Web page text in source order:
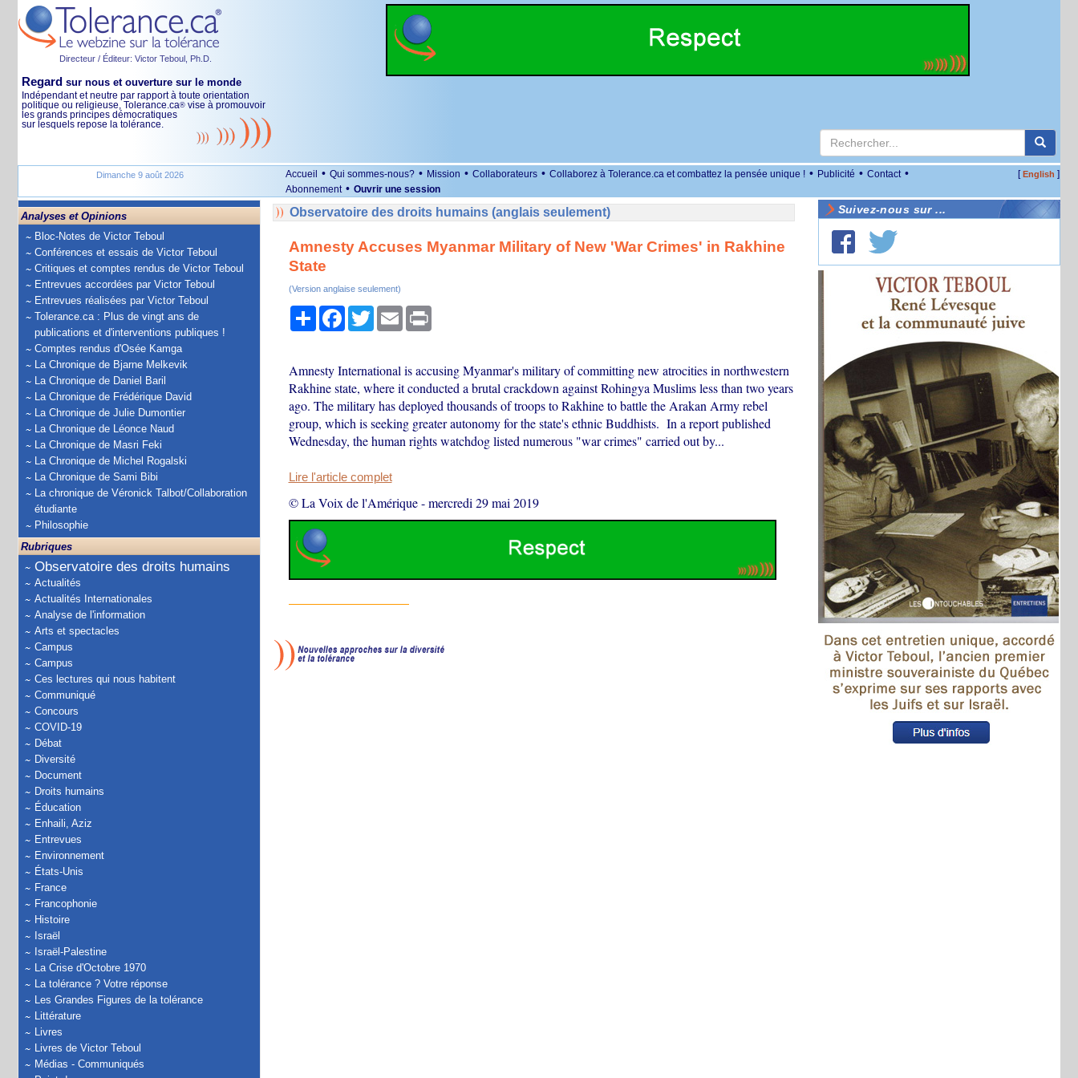
Directeur / Éditeur: Victor Teboul, Ph.D.
Regard sur nous et ouverture sur le monde
Indépendant et neutre par rapport à toute orientation
politique ou religieuse, Tolerance.ca® vise à promouvoir
les grands principes démocratiques
sur lesquels repose la tolérance.
Dimanche 9 août 2026 Accueil • Qui sommes-nous? • Mission • Collaborateurs • Collaborez à Tolerance.ca et combattez la pensée unique ! • Publicité • Contact •
Abonnement • Ouvrir une session
[English ]
Analyses et Opinions
Bloc-Notes de Victor Teboul
Conférences et essais de Victor Teboul
Critiques et comptes rendus de Victor Teboul
Entrevues accordées par Victor Teboul
Entrevues réalisées par Victor Teboul
Tolerance.ca : Plus de vingt ans de
publications et d'interventions publiques !
Comptes rendus d'Osée Kamga
La Chronique de Bjarne Melkevik
La Chronique de Daniel Baril
La Chronique de Frédérique David
La Chronique de Julie Dumontier
La Chronique de Léonce Naud
La Chronique de Masri Feki
La Chronique de Michel Rogalski
La Chronique de Sami Bibi
La chronique de Véronick Talbot/Collaboration
étudiante
Philosophie
Rubriques
Observatoire des droits humains
Actualités
Actualités Internationales
Analyse de l'information
Arts et spectacles
Campus
Campus
Ces lectures qui nous habitent
Communiqué
Concours
COVID-19
Débat
Diversité
Document
Droits humains
Éducation
Enhaili, Aziz
Entrevues
Environnement
États-Unis
France
Francophonie
Histoire
Israël
Israël-Palestine
La Crise d'Octobre 1970
La tolérance ? Votre réponse
Les Grandes Figures de la tolérance
Littérature
Livres
Livres de Victor Teboul
Médias - Communiqués
Observatoire des droits humains (anglais seulement)
Amnesty Accuses Myanmar Military of New 'War Crimes' in Rakhine
State
(Version anglaise seulement)
PartagerFacebook
TwitterEmail Print
Amnesty International is accusing Myanmar's military of committing new atrocities in northwestern
Rakhine state, where it conducted a brutal crackdown against Rohingya Muslims less than two years
ago. The military has deployed thousands of troops to Rakhine to battle the Arakan Army rebel
group, which is seeking greater autonomy for the state's ethnic Buddhists. In a report published
Wednesday, the human rights watchdog listed numerous "war crimes" carried out by...
Lire l'article complet
© La Voix de l'Amérique-mercredi 29 mai 2019
Suivez-nous sur ...